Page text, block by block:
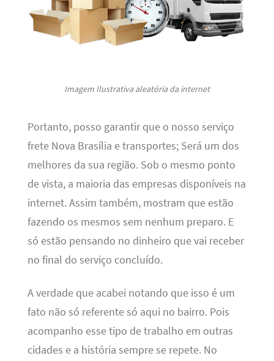
Imagem Ilustrativa aleatória da internet
Portanto, posso garantir que o nosso serviço
frete Nova Brasília e transportes; Será um dos
melhores da sua região. Sob o mesmo ponto
de vista, a maioria das empresas disponíveis na
internet. Assim também, mostram que estão
fazendo os mesmos sem nenhum preparo. E
só estão pensando no dinheiro que vai receber
no final do serviço concluído.
A verdade que acabei notando que isso é um
fato não só referente só aqui no bairro. Pois
acompanho esse tipo de trabalho em outras
cidades e a história sempre se repete. No